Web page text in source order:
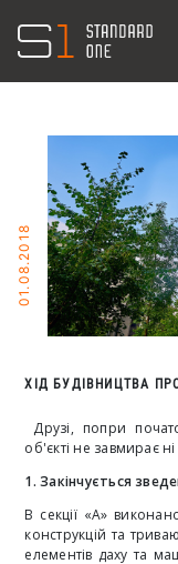
01.08.2018
ХІД БУДІВНИЦТВА
Друзі, попри
об'єкті не завмирає
1. Закінчується
В секції «А»
конструкцій та
елементів даху та